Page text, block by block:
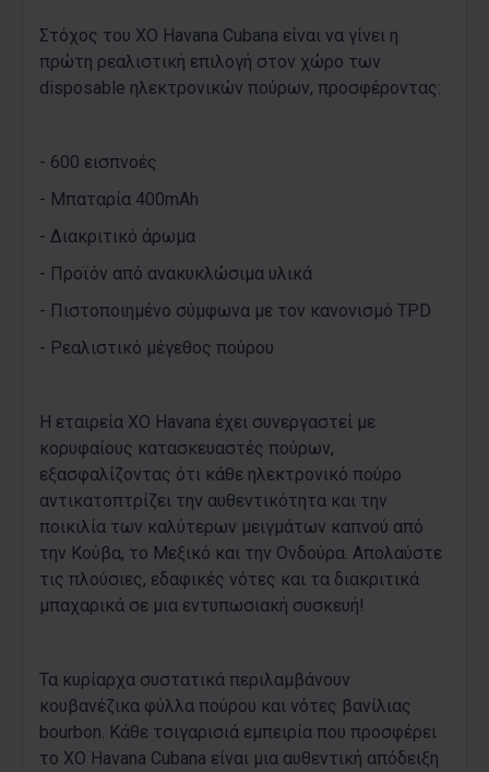
Στόχος του XO Havana Cubana είναι να γίνει η
πρώτη ρεαλιστική επιλογή στον χώρο των
disposable ηλεκτρονικών πούρων, προσφέροντας:
- 600 εισπνοές
- Μπαταρία 400mAh
- Διακριτικό άρωμα
- Προϊόν από ανακυκλώσιμα υλικά
- Πιστοποιημένο σύμφωνα με τον κανονισμό TPD
- Ρεαλιστικό μέγεθος πούρου
Η εταιρεία XO Havana έχει συνεργαστεί με
κορυφαίους κατασκευαστές πούρων,
εξασφαλίζοντας ότι κάθε ηλεκτρονικό πούρο
αντικατοπτρίζει την αυθεντικότητα και την
ποικιλία των καλύτερων μειγμάτων καπνού από
την Κούβα, το Μεξικό και την Ονδούρα. Απολαύστε
τις πλούσιες, εδαφικές νότες και τα διακριτικά
μπαχαρικά σε μια εντυπωσιακή συσκευή!
Τα κυρίαρχα συστατικά περιλαμβάνουν
κουβανέζικα φύλλα πούρου και νότες βανίλιας
bourbon. Κάθε τσιγαρισιά εμπειρία που προσφέρει
το XO Havana Cubana είναι μια αυθεντική απόδειξη